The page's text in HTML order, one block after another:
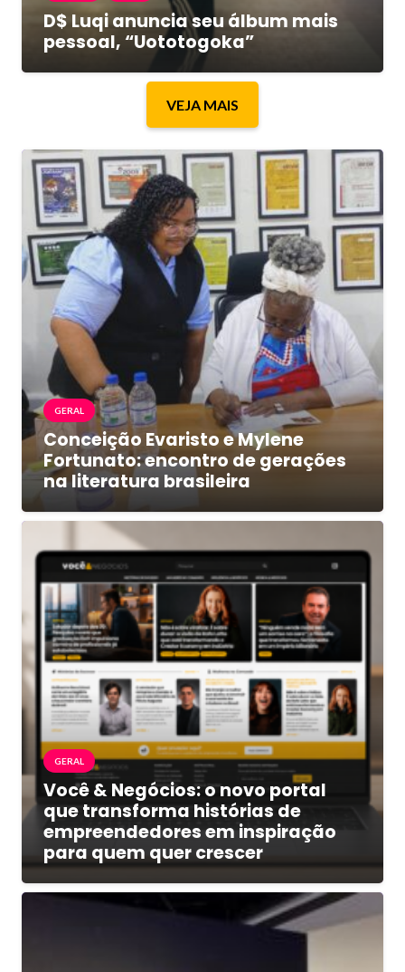
D$ Luqi anuncia seu álbum mais
pessoal, “Uototogoka”
VEJA MAIS
GERAL
Conceição Evaristo e Mylene
Fortunato: encontro de gerações
na literatura brasileira
GERAL
Você & Negócios: o novo portal
que transforma histórias de
empreendedores em inspiração
para quem quer crescer